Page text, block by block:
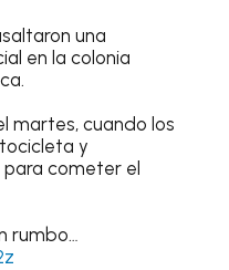
una
en la colonia
martes, cuando los
y
cometer el
rumbo…